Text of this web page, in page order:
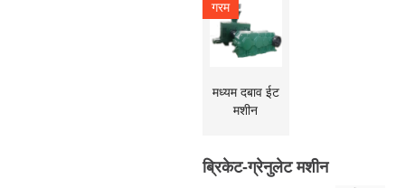
गरम
मध्यम दबाव ईट
मशीन
ब्रिकेट-ग्रेनुलेट मशीन